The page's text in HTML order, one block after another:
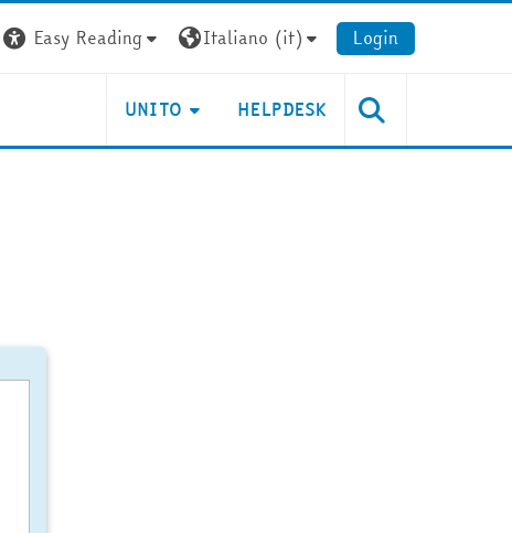
Easy Reading
Italiano ‎(it)‎ Login
UNITO HELPDESK